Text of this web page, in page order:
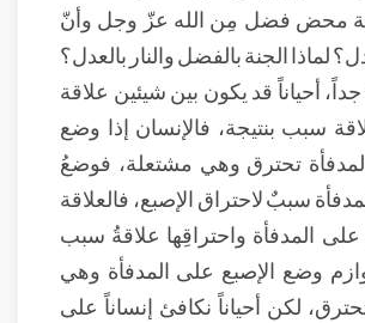
محض فضل مِن الله عزّ وجل وأنّ
لماذا الجنة بالفضل والنار بالعدل؟
أحياناً قد يكون بين شيئين علاقة
سبب بنتيجة، فالإنسان إذا وضع
تحترق وهي مشتعلة، فوضعُ
سببٌ لاحتراق الإصبع، فالعلاقة
المدفأة واحتراقِها علاقةُ سبب
وضع الإصبع على المدفأة وهي
لكن أحياناً نكافئ إنساناً على